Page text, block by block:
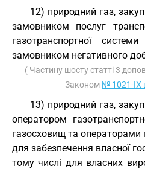
12) природний газ,
замовником послуг
газотранспортної
замовником негативного
( Частину шосту статті 3
Законом № 1021-IX
13) природний газ,
оператором
газосховищ та операторами
для забезпечення власної
тому числі для власних